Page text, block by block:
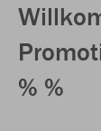
% %